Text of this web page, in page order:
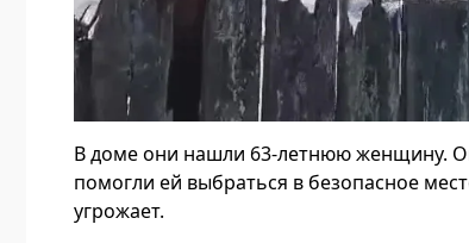
В доме они нашли 63-летнюю женщину.
помогли ей выбраться в безопасное
угрожает.